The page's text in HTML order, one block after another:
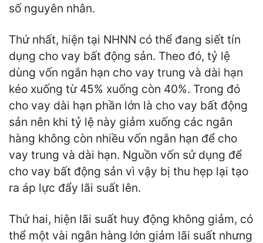
số nguyên nhân.
Thứ nhất, hiện tại NHNN có thể đang siết tín
dụng cho vay bất động sản. Theo đó, tỷ lệ
dùng vốn ngắn hạn cho vay trung và dài hạn
kéo xuống từ 45% xuống còn 40%. Trong đó
cho vay dài hạn phần lớn là cho vay bất động
sản nên khi tỷ lệ này giảm xuống các ngân
hàng không còn nhiều vốn ngắn hạn để cho
vay trung và dài hạn. Nguồn vốn sử dụng để
cho vay bất động sản vì vậy bị thu hẹp lại tạo
ra áp lực đẩy lãi suất lên.
Thứ hai, hiện lãi suất huy động không giảm, có
thể một vài ngân hàng lớn giảm lãi suất nhưng